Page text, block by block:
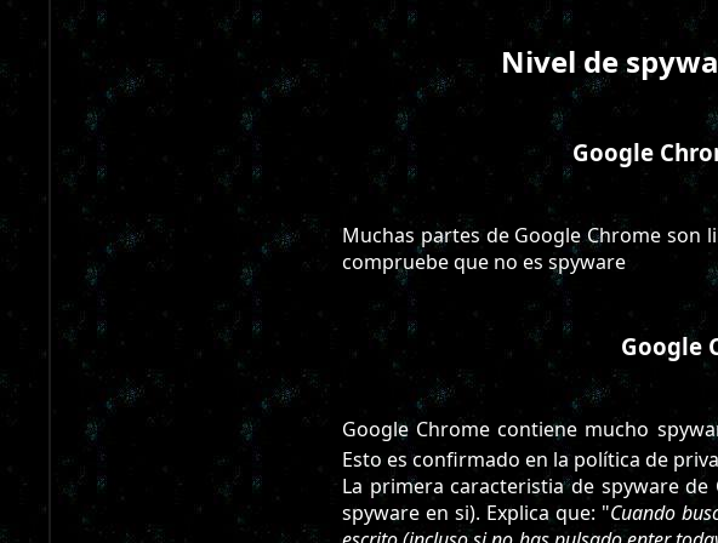
Nivel de
Google
Muchas partes de Google Chrome son
compruebe que no es spyware
Google
Google Chrome contiene mucho
Esto es confirmado en la política de
La primera caracteristia de spyware
spyware en si). Explica que: "Cuando